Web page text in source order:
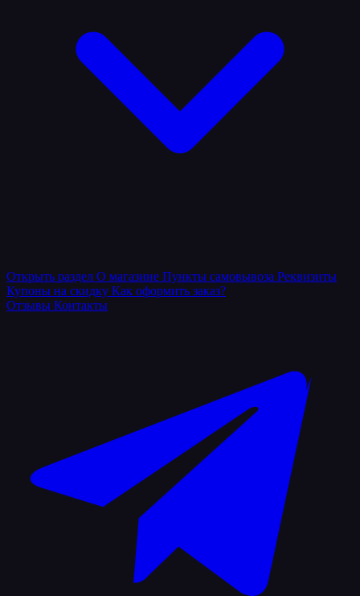
Открыть раздел О магазине Пункты самовывоза Реквизиты
Купоны на скидку Как оформить заказ?
Отзывы Контакты